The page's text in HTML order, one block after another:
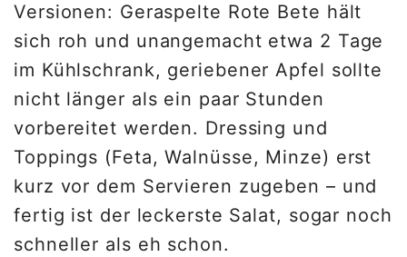
Versionen: Geraspelte Rote Bete hält
sich roh und unangemacht etwa 2 Tage
im Kühlschrank, geriebener Apfel sollte
nicht länger als ein paar Stunden
vorbereitet werden. Dressing und
Toppings (Feta, Walnüsse, Minze) erst
kurz vor dem Servieren zugeben – und
fertig ist der leckerste Salat, sogar noch
schneller als eh schon.